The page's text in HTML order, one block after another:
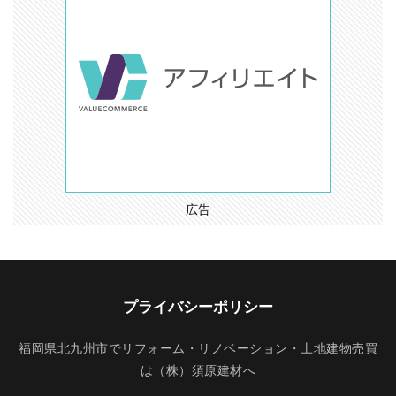
広告
プライバシーポリシー
福岡県北九州市でリフォーム・リノベーション・土地建物売買
は（株）須原建材へ